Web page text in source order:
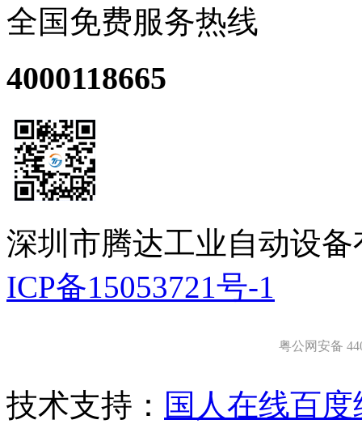
全国免费服务热线
4000118665
深圳市腾达工业自动设
ICP备15053721号-1
粤公网安备
技术支持： 国人在线百度